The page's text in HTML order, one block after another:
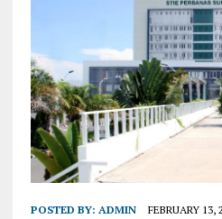
POSTED BY: ADMIN FEBRUARY 13,